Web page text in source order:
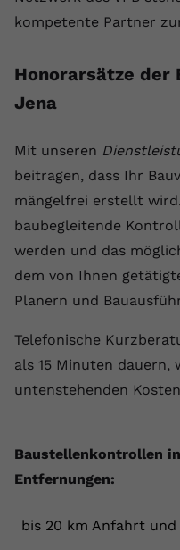
kompetente Partner
Honorarsätze der
Jena
Mit unseren
beitragen, dass Ihr
mängelfrei erstellt
baubegleitende
werden und das
dem von Ihnen
Planern und
Telefonische
als 15 Minuten dauern,
untenstehenden
Baustellenkontrollen
Entfernungen:
bis 20 km Anfahrt